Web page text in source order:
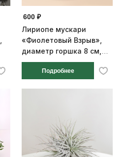
600 ₽
Лириопе мускари
«Фиолетовый Взрыв»,
диаметр горшка 8 см,
высота 20 см
Подробнее